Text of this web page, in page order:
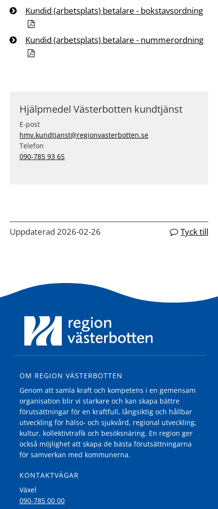
Kundid (arbetsplats) betalare - bokstavsordning
Kundid (arbetsplats) betalare - nummerordning
Hjälpmedel Västerbotten kundtjänst
E-post
hmv.kundtjanst@regionvasterbotten.se
Telefon
090-785 93 65
Uppdaterad 2026-02-26 Tyck till
OM REGION VÄSTERBOTTEN
Genom att samla kraft och kompetens i en gemensam
organisation blir vi starkare och kan skapa bättre
förutsättningar för en kraftfull, långsiktig och hållbar
utveckling för hälso- och sjukvård, regional utveckling,
kultur, kollektivtrafik och besöksnäring. En region ger
också möjlighet att skapa de bästa förutsättningarna
för samverkan med kommunerna.
KONTAKTVÄGAR
Växel
090-785 00 00